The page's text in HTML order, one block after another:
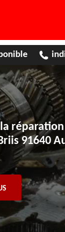
91640